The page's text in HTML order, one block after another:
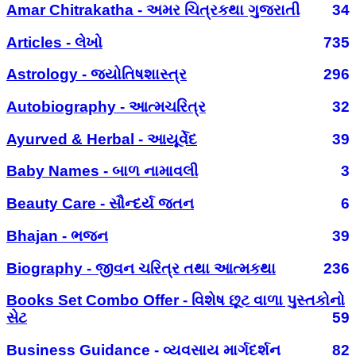
Amar Chitrakatha - અમર ચિત્રકથા ગુજરાતી
34
Articles - લેખો
735
Astrology - જ્યોતિષશાસ્ત્ર
296
Autobiography - આત્મચરિત્ર
32
Ayurved & Herbal - આયૂર્વેદ
39
Baby Names - બાળ નામાવલી
3
Beauty Care - સૌન્દર્ય જતન
6
Bhajan - ભજન
39
Biography - જીવન ચરિત્ર તથા આત્મકથા
236
Books Set Combo Offer - વિશેષ છૂટ વાળા પુસ્તકોનો
સેટ
59
Business Guidance - વ્યવસાય માર્ગદર્શન
82